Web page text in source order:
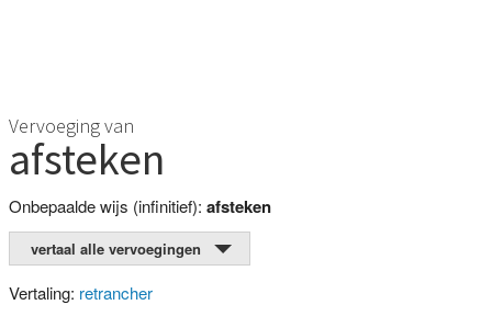
Vervoeging van
afsteken
Onbepaalde wijs (infinitief): afsteken
vertaal alle vervoegingen
Vertaling: retrancher